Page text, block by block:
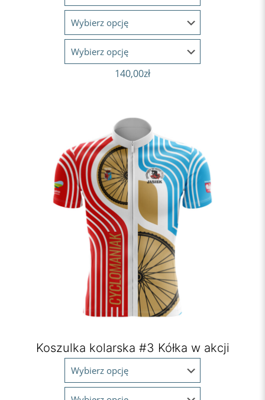
140,00zł
Koszulka kolarska #3 Kółka w akcji